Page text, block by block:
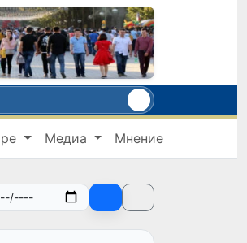
Медиа Мнение